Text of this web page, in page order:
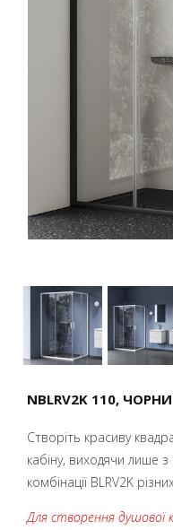
NBLRV2K 110,
Створіть красиву
кабіну, виходячи лише
комбінації BLRV2K
Для створення душової